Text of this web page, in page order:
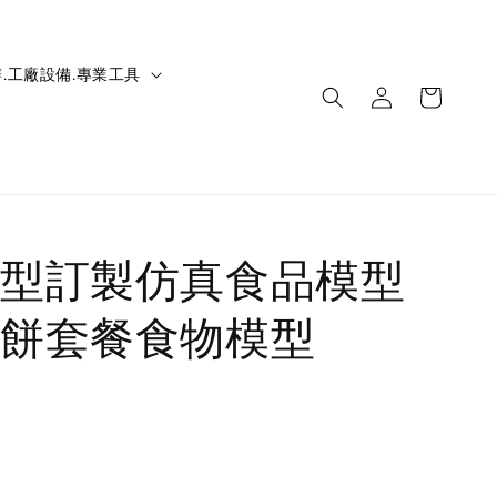
工廠設備.專業工具
訂製仿真食品模型
套餐食物模型